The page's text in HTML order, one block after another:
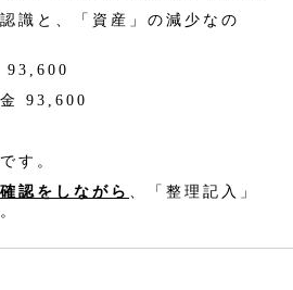
識と、「資産」の減少なの
93,600
93,600
す。
認をしながら 、「整理記入」